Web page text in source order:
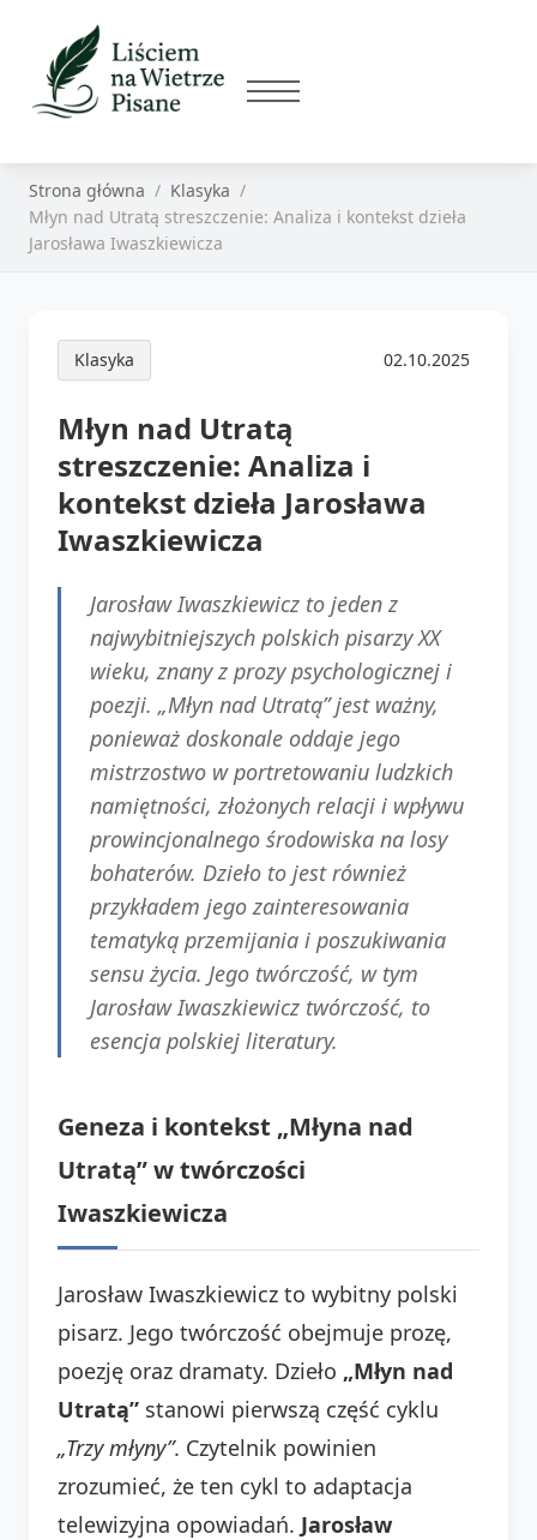
Strona główna
Klasyka
Młyn nad Utratą streszczenie: Analiza i kontekst dzieła
Jarosława Iwaszkiewicza
Klasyka 02.10.2025
Młyn nad Utratą
streszczenie: Analiza i
kontekst dzieła Jarosława
Iwaszkiewicza
Jarosław Iwaszkiewicz to jeden z
najwybitniejszych polskich pisarzy XX
wieku, znany z prozy psychologicznej i
poezji. „Młyn nad Utratą” jest ważny,
ponieważ doskonale oddaje jego
mistrzostwo w portretowaniu ludzkich
namiętności, złożonych relacji i wpływu
prowincjonalnego środowiska na losy
bohaterów. Dzieło to jest również
przykładem jego zainteresowania
tematyką przemijania i poszukiwania
sensu życia. Jego twórczość, w tym
Jarosław Iwaszkiewicz twórczość, to
esencja polskiej literatury.
Geneza i kontekst „Młyna nad
Utratą” w twórczości
Iwaszkiewicza
Jarosław Iwaszkiewicz to wybitny polski
pisarz. Jego twórczość obejmuje prozę,
poezję oraz dramaty. Dzieło „Młyn nad
Utratą” stanowi pierwszą część cyklu
„Trzy młyny”. Czytelnik powinien
zrozumieć, że ten cykl to adaptacja
telewizyjna opowiadań. Jarosław